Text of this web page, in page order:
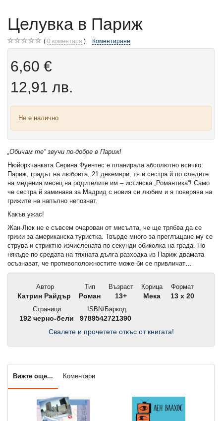
Целувка в Париж
0 коментара Коментиране
6,60 €
12,91 лв.
Не е налично
„Обичам те“ звучи по-добре в Париж!
Нюйоркчанката Серина Фуентес е планирала абсолютно всичко:
Париж, градът на любовта, 21 декември, тя и сестра й по следите
на медения месец на родителите им – истинска „Романтика“! Само
че сестра й заминава за Мадрид с новия си любим и я поверява на
грижите на напълно непознат.
Какъв ужас!
Жан-Люк не е съвсем очарован от мисълта, че ще трябва да се
грижи за американска туристка. Твърде много за преглъщане му се
струва и стриктно изчислената по секунди обиколка на града. Но
някъде по средата на тяхната дълга разходка из Париж двамата
осъзнават, че противоположностите може би се привличат…
Автор
Катрин Райдър
Тип
Роман
Възраст
13+
Корица
Мека
Формат
13 x 20
Страници
192 черно-бели
ISBN/Баркод
9789542721390
Свалете и прочетете откъс от книгата!
Вижте още... Коментари